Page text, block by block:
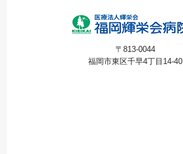
〒813-0044
福岡市東区千早4丁目14-40